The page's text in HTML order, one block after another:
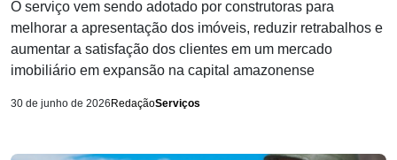
O serviço vem sendo adotado por construtoras para
melhorar a apresentação dos imóveis, reduzir retrabalhos e
aumentar a satisfação dos clientes em um mercado
imobiliário em expansão na capital amazonense
30 de junho de 2026 RedaçãoServiços